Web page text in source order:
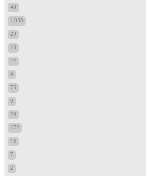
40
1,050
29
18
24
4
75
9
20
172
13
7
2